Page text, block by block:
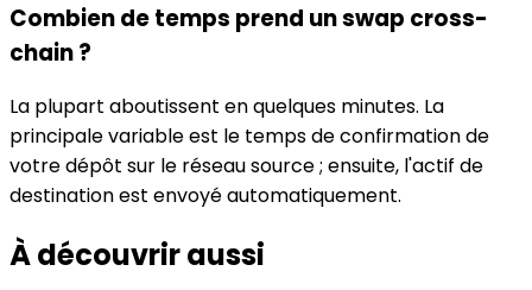
Combien de temps prend un swap cross-
chain ?
La plupart aboutissent en quelques minutes. La
principale variable est le temps de confirmation de
votre dépôt sur le réseau source ; ensuite, l'actif de
destination est envoyé automatiquement.
À découvrir aussi